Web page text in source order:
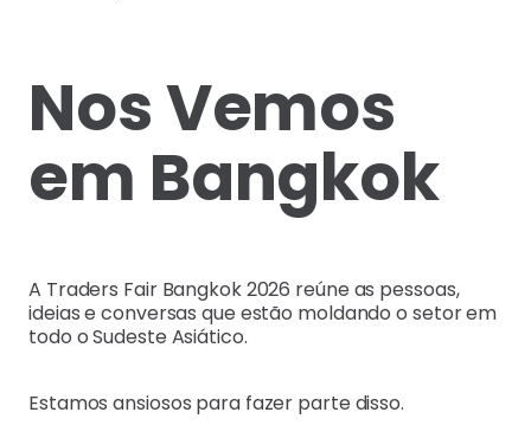
Nos Vemos
em Bangkok
A Traders Fair Bangkok 2026 reúne as pessoas,
ideias e conversas que estão moldando o setor em
todo o Sudeste Asiático.
Estamos ansiosos para fazer parte disso.